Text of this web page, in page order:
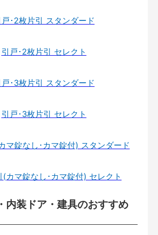
戸･2枚片引 スタンダード
引戸･2枚片引 セレクト
戸･3枚片引 スタンダード
引戸･3枚片引 セレクト
マ錠なし･カマ錠付) スタンダード
(カマ錠なし･カマ錠付) セレクト
内装ドア・建具のおすすめ